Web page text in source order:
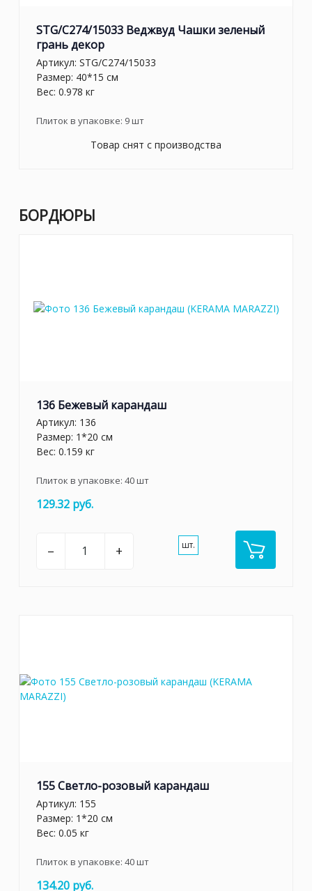
STG/C274/15033 Веджвуд Чашки зеленый
грань декор
Артикул: STG/C274/15033
Размер: 40*15 см
Вес: 0.978 кг
Плиток в упаковке: 9шт
Товар снят с производства
БОРДЮРЫ
136 Бежевый карандаш
Артикул: 136
Размер: 1*20 см
Вес: 0.159 кг
Плиток в упаковке: 40шт
129.32 руб.
– + шт.
155 Светло-розовый карандаш
Артикул: 155
Размер: 1*20 см
Вес: 0.05 кг
Плиток в упаковке: 40шт
134.20 руб.